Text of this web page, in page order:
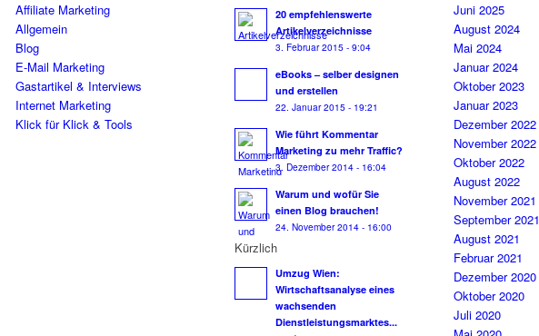
Affiliate Marketing
Allgemein
Blog
E-Mail Marketing
Gastartikel & Interviews
Internet Marketing
Klick für Klick & Tools
20 empfehlenswerte
Artikelverzeichnisse
3. Februar 2015 - 9:04
eBooks – selber designen
und erstellen
22. Januar 2015 - 19:21
Wie führt Kommentar
Marketing zu mehr Traffic?
3. Dezember 2014 - 16:04
Warum und wofür Sie
einen Blog brauchen!
24. November 2014 - 16:00
Kürzlich
Umzug Wien:
Wirtschaftsanalyse eines
wachsenden
Dienstleistungsmarktes...
Juni 2025
August 2024
Mai 2024
Januar 2024
Oktober 2023
Januar 2023
Dezember 2022
November 2022
Oktober 2022
August 2022
November 2021
September 2021
August 2021
Februar 2021
Dezember 2020
Oktober 2020
Juli 2020